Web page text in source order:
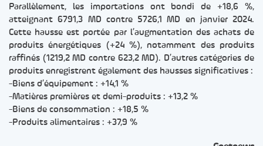
Parallèlement, les importations ont bondi de +18,6 %,
atteignant 6791,3 MD contre 5726,1 MD en janvier 2024.
Cette hausse est portée par l’augmentation des achats de
produits énergétiques (+24 %), notamment des produits
raffinés (1219,2 MD contre 623,2 MD). D’autres catégories de
produits enregistrent également des hausses significatives :
-Biens d’équipement : +14,1 %
-Matières premières et demi-produits : +13,2 %
-Biens de consommation : +18,5 %
-Produits alimentaires : +37,9 %